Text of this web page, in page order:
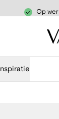
Op
Inspiratie